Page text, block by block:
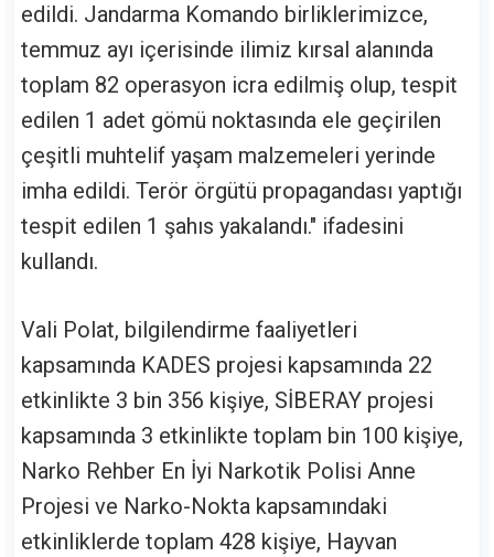
edildi. Jandarma Komando birliklerimizce,
temmuz ayı içerisinde ilimiz kırsal alanında
toplam 82 operasyon icra edilmiş olup, tespit
edilen 1 adet gömü noktasında ele geçirilen
çeşitli muhtelif yaşam malzemeleri yerinde
imha edildi. Terör örgütü propagandası yaptığı
tespit edilen 1 şahıs yakalandı." ifadesini
kullandı.
Vali Polat, bilgilendirme faaliyetleri
kapsamında KADES projesi kapsamında 22
etkinlikte 3 bin 356 kişiye, SİBERAY projesi
kapsamında 3 etkinlikte toplam bin 100 kişiye,
Narko Rehber En İyi Narkotik Polisi Anne
Projesi ve Narko-Nokta kapsamındaki
etkinliklerde toplam 428 kişiye, Hayvan